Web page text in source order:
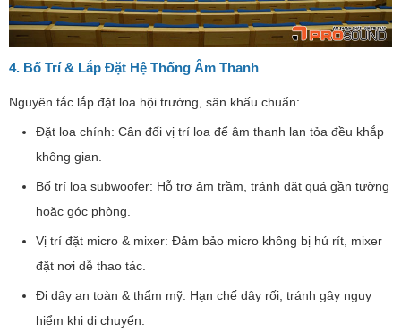
4. Bố Trí & Lắp Đặt Hệ Thống Âm Thanh
Nguyên tắc lắp đặt loa hội trường, sân khấu chuẩn:
Đặt loa chính: Cân đối vị trí loa để âm thanh lan tỏa đều khắp
không gian.
Bố trí loa subwoofer: Hỗ trợ âm trầm, tránh đặt quá gần tường
hoặc góc phòng.
Vị trí đặt micro & mixer: Đảm bảo micro không bị hú rít, mixer
đặt nơi dễ thao tác.
Đi dây an toàn & thẩm mỹ: Hạn chế dây rối, tránh gây nguy
hiểm khi di chuyển.